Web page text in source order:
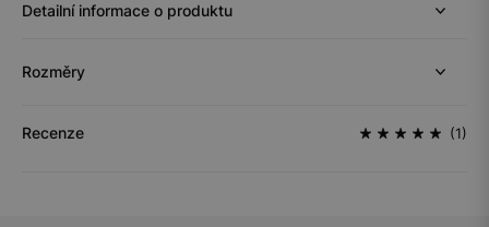
Detailní informace o produktu
Rozměry
Recenze (1)